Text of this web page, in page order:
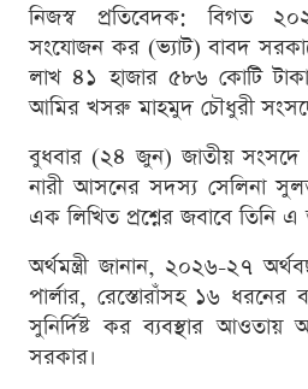
নিজস্ব প্রতিবেদক: বিগত
সংযোজন কর (ভ্যাট) বাবদ
লাখ ৪১ হাজার ৫৮৬ কোটি
আমির খসরু মাহমুদ চৌধুরী
বুধবার (২৪ জুন) জাতীয় সংসদে
নারী আসনের সদস্য সেলিনা
এক লিখিত প্রশ্নের জবাবে তিনি এ
অর্থমন্ত্রী জানান, ২০২৬-২৭
পার্লার, রেস্তোরাঁসহ ১৬ ধরনের
সুনির্দিষ্ট কর ব্যবস্থার আওতায়
সরকার।